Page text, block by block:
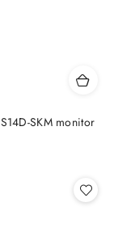
SKM monitor